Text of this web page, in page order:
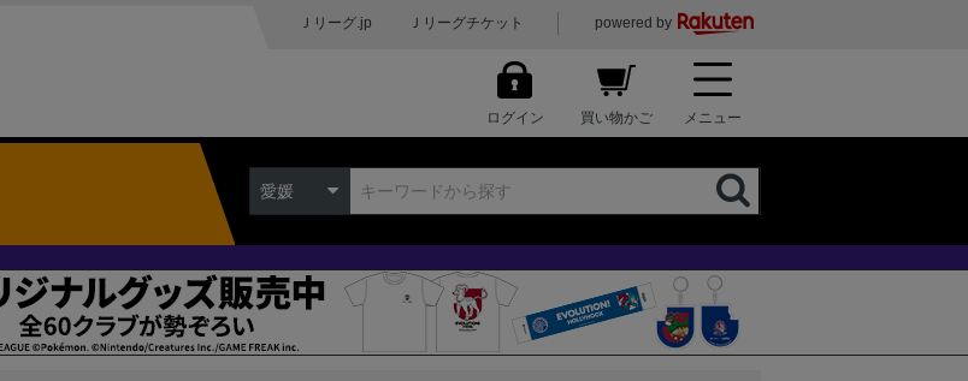
Ｊリーグ.jp Ｊリーグチケット powered by
ログイン 買い物かご メニュー
愛媛